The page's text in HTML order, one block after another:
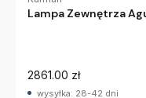
Lampa Zewnętrza
2861.00 zł
wysyłka: 28-42 dni